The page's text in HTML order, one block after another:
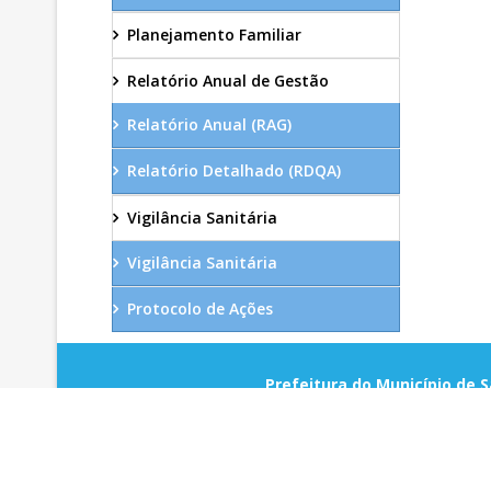
Planejamento Familiar
Relatório Anual de Gestão
Relatório Anual (RAG)
Relatório Detalhado (RDQA)
Vigilância Sanitária
Vigilância Sanitária
Protocolo de Ações
Prefeitura do Município de